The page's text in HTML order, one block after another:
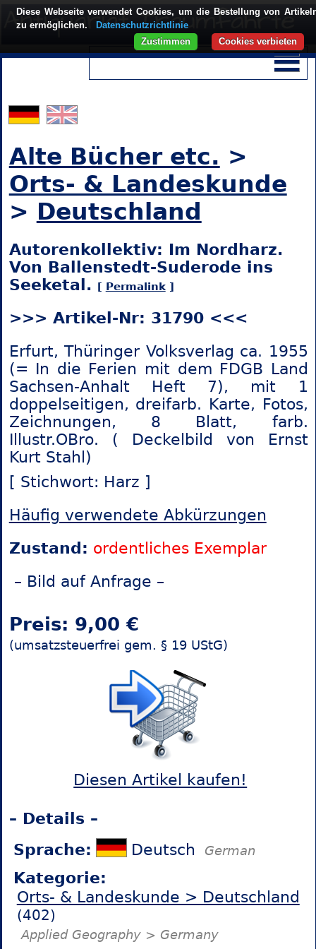
Alte Bücher etc. >
Orts- & Landeskunde
> Deutschland
Autorenkollektiv: Im Nordharz.
Von Ballenstedt-Suderode ins
Seeketal. [ Permalink]
>>> Artikel-Nr: 31790 <<<
Erfurt, Thüringer Volksverlag ca. 1955
(= In die Ferien mit dem FDGB Land
Sachsen-Anhalt Heft 7), mit 1
doppelseitigen, dreifarb. Karte, Fotos,
Zeichnungen, 8 Blatt, farb.
Illustr.OBro. ( Deckelbild von Ernst
Kurt Stahl)
[ Stichwort: Harz ]
Häufig verwendete Abkürzungen
Zustand: ordentliches Exemplar
– Bild auf Anfrage –
Preis: 9,00 €
(umsatzsteuerfrei gem. § 19 UStG)
Diesen Artikel kaufen!
– Details –
Sprache:
Deutsch German
Kategorie:
Orts- & Landeskunde > Deutschland
(402)
Applied Geography > Germany
Diese Webseite verwendet Cookies, um die Bestellung von
zu ermöglichen.
Datenschutzrichtlinie
Cookies verbieten
Zustimmen